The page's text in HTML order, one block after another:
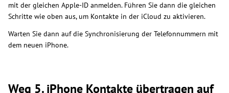
mit der gleichen Apple-ID anmelden. Führen Sie dann die gleichen
Schritte wie oben aus, um Kontakte in der iCloud zu aktivieren.
Warten Sie dann auf die Synchronisierung der Telefonnummern mit
dem neuen iPhone.
Weg 5. iPhone Kontakte übertragen auf